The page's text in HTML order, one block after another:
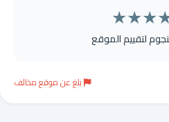
★
★
★
لتقييم الموقع
بلغ عن موقع مخالف